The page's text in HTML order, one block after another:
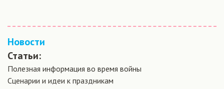
Новости
Статьи:
Полезная информация во время войны
Сценарии и идеи к праздникам